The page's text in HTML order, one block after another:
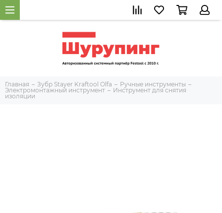
Главная Зубр Stayer Kraftool Olfa
Ручные инструменты
Электромонтажный инструмент
Инструмент для снятия
изоляции